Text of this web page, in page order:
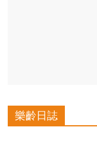
樂齡日誌